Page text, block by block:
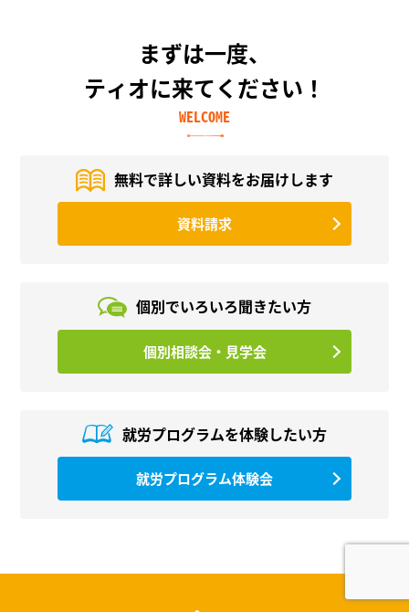
まずは一度、
ティオに来てください！
WELCOME
無料で詳しい資料をお届けします
資料請求
個別でいろいろ聞きたい方
個別相談会・見学会
就労プログラムを体験したい方
就労プログラム体験会